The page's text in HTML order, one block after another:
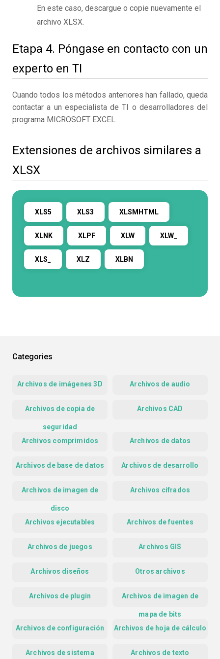
En este caso, descargue o copie nuevamente el
archivo XLSX.
Etapa 4. Póngase en contacto con un
experto en TI
Cuando todos los métodos anteriores han fallado, queda
contactar a un especialista de TI o desarrolladores del
programa MICROSOFT EXCEL.
Extensiones de archivos similares a
XLSX
XLS5 XLS3 XLSMHTML
XLNK XLPF XLW XLW_
XLS_ XLZ XLBN
Categories
Archivos de imágenes 3D Archivos de audio
Archivos de copia de
seguridad
Archivos CAD
Archivos comprimidos Archivos de datos
Archivos de base de datos Archivos de desarrollo
Archivos de imagen de
disco
Archivos cifrados
Archivos ejecutables Archivos de fuentes
Archivos de juegos Archivos GIS
Archivos diseños Otros archivos
Archivos de plugin Archivos de imagen de
mapa de bits
Archivos de configuración
Archivos de hoja de cálculo
Archivos de sistema Archivos de texto